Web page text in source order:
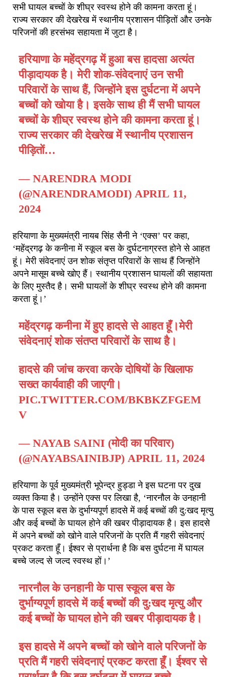
सभी घायल बच्चों के शीघ्र स्वस्थ होने की कामना करता हूं।
राज्य सरकार की देखरेख में स्थानीय प्रशासन पीड़ितों और उनके
परिजनों की हरसंभव सहायता में जुटा है।
हरियाणा के महेंद्रगढ़ में हुआ बस हादसा अत्यंत
पीड़ादायक है। मेरी शोक-संवेदनाएं उन सभी
परिवारों के साथ हैं, जिन्होंने इस दुर्घटना में अपने
बच्चों को खोया है। इसके साथ ही मैं सभी घायल
बच्चों के शीघ्र स्वस्थ होने की कामना करता हूं।
राज्य सरकार की देखरेख में स्थानीय प्रशासन
पीड़ितों…
— NARENDRA MODI
(@NARENDRAMODI) APRIL 11,
2024
हरियाणा के मुख्यमंत्री नायब सिंह सैनी ने ‘एक्स’ पर कहा,
‘महेंद्रगढ़ के कनीना में स्कूल बस के दुर्घटनाग्रस्त होने से आहत
हूं। मेरी संवेदनाएं उन शोक संतृप्त परिवारों के साथ हैं जिन्होंने
अपने मासूम बच्चे खोए हैं। स्थानीय प्रशासन घायलों की सहायता
के लिए मुस्तैद है। सभी घायलों के शीघ्र स्वस्थ होने की कामना
करता हूं।’
महेंद्रगढ़ कनीना में हुए हादसे से आहत हूँ।मेरी
संवेदनाएं शोक संतप्त परिवारों के साथ है।
हादसे की जांच करवा करके दोषियों के खिलाफ
PIC.TWITTER.COM/BKBKZFGEM
V
— NAYAB SAINI (मोदी का परिवार)
(@NAYABSAINIBJP) APRIL 11, 2024
हरियाणा के पूर्व मुख्यमंत्री भूपेन्द्र हुड्डा ने इस घटना पर दुख
व्यक्त किया है। उन्होंने एक्स पर लिखा है, ‘नारनौल के उनहानी
के पास स्कूल बस के दुर्भाग्यपूर्ण हादसे में कई बच्चों की दु:खद मृत्यु
और कई बच्चों के घायल होने की खबर पीड़ादायक है। इस हादसे
में अपने बच्चों को खोने वाले परिजनों के प्रति मैं गहरी संवेदनाएं
प्रकट करता हूँ। ईश्वर से प्रार्थना है कि बस दुर्घटना में घायल
बच्चे जल्द से जल्द स्वस्थ हों।’
नारनौल के उनहानी के पास स्कूल बस के
दुर्भाग्यपूर्ण हादसे में कई बच्चों की दु:खद मृत्यु और
कई बच्चों के घायल होने की खबर पीड़ादायक है।
इस हादसे में अपने बच्चों को खोने वाले परिजनों के
प्रति मैं गहरी संवेदनाएं प्रकट करता हूँ। ईश्वर से